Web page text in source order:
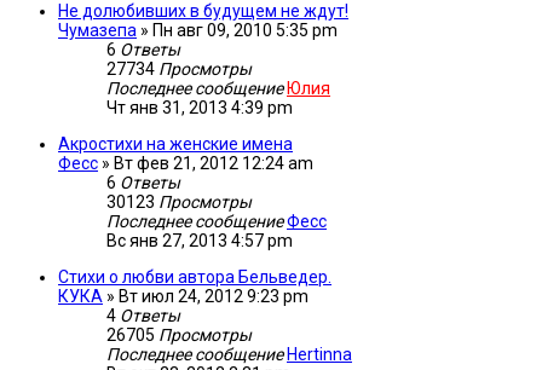
Не долюбивших в будущем не ждут!
Чумазепа » Пн авг 09, 2010 5:35 pm
6 Ответы
27734 Просмотры
Последнее сообщение Юлия
Чт янв 31, 2013 4:39 pm
Акростихи на женские имена
Фесс » Вт фев 21, 2012 12:24 am
6 Ответы
30123 Просмотры
Последнее сообщениеФесс
Вс янв 27, 2013 4:57 pm
Стихи о любви автора Бельведер.
КУКА » Вт июл 24, 2012 9:23 pm
4 Ответы
26705 Просмотры
Последнее сообщение Hertinna